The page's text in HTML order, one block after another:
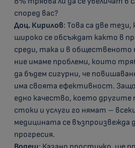
според вас?
Доц. Кирилов: Това са две
широко се обсъждат както в
среди, така и в
ние имаме проблеми, които
да бъдем сигурни, че
има своята ефективност.
едно качество, което другите
стоки и услуги го нямат –
медицината се възпроизвежда
прогресия.